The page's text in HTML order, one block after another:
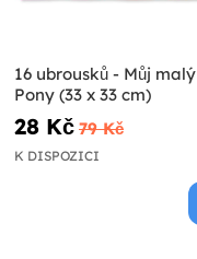
16 ubrousků - Můj malý
Pony (33 x 33 cm)
28 Kč 79 Kč
K DISPOZICI